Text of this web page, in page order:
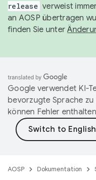
release verweist
an AOSP übertragen
finden Sie unter
Google verwendet KI-
bevorzugte Sprache
können Fehler
AOSP Dokumentation